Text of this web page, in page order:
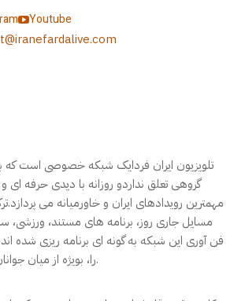
Youtube
تلویزیون ایران فردایک شبکه خصوصی است
گروهی تعلق نداردو روزانه با دیدی حرفه ای
مسایل جاری روز، برنامه های مستند، ورزشی،
فن آوری این شبکه به گونه ای برنامه ریزی شده
را، بویژه از میان جوانان، به خود جذب کنند.